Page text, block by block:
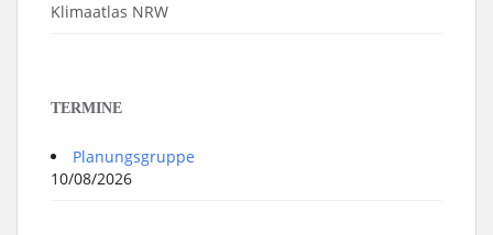
Klimaatlas NRW
TERMINE
Planungsgruppe
10/08/2026